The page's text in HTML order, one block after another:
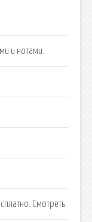
и нотами.
Смотреть.